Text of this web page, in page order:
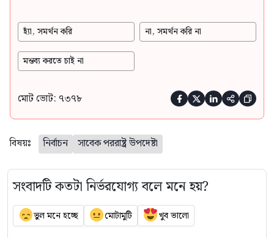
হ্যাঁ, সমর্থন করি না, সমর্থন করি না
মন্তব্য করতে চাই না
মোট ভোট: ৭৩৭৮     
বিষয়ঃ নির্বাচন সাবেক পররাষ্ট্র উপদেষ্টা
সংবাদটি কতটা নির্ভরযোগ্য বলে মনে হয়?
ভুল মনে হচ্ছে মোটামুটি খুব ভালো